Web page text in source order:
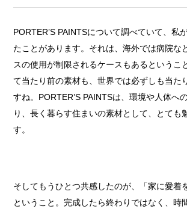
PORTER’S PAINTSについて調べていて、私
たことがあります。それは、海外では病院な
スの使用が制限されるケースもあるというこ
て当たり前の素材も、世界では必ずしも当た
すね。PORTER’S PAINTSは、環境や人体へ
り、長く暮らす住まいの素材として、とても
す。
そしてもうひとつ共感したのが、「家に愛着
ということ。完成したら終わりではなく、時